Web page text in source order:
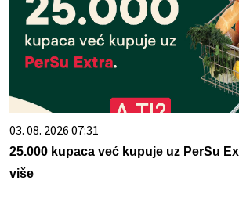
03. 08. 2026 07:31
25.000 kupaca već kupuje uz PerSu
više